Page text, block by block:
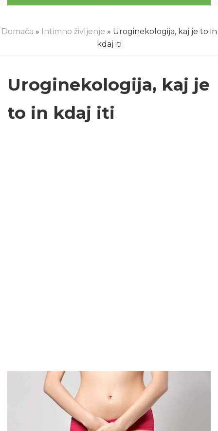
Domača » Intimno življenje » Uroginekologija, kaj je to in
kdaj iti
Uroginekologija, kaj je
to in kdaj iti